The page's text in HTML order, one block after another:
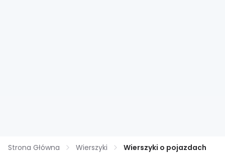
Strona Główna Wierszyki Wierszyki o pojazdach